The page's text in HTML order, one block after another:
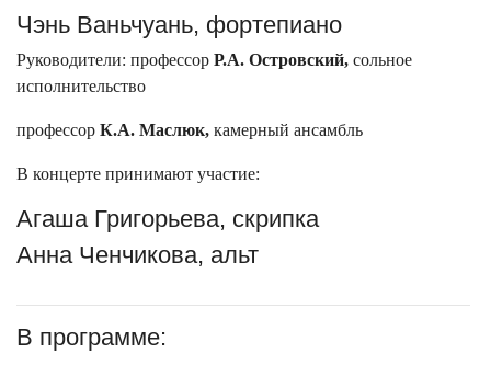
Чэнь Ваньчуань, фортепиано
Руководители: профессор Р.А. Островский, сольное
исполнительство
профессор К.А. Маслюк, камерный ансамбль
В концерте принимают участие:
Агаша Григорьева, скрипка
Анна Ченчикова, альт
В программе: